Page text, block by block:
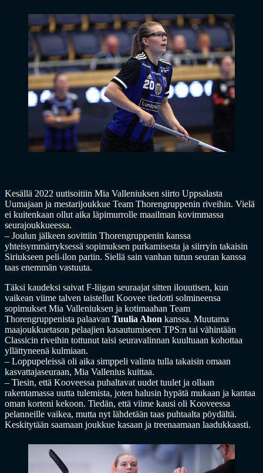
Kesällä 2022 uutisoitiin Mia Valleniuksen siirto Uppsalasta
Uumajaan ja mestarijoukkue Team Thorengruppenin riveihin. Vielä
ei kuitenkaan ollut aika läpimurrolle maailman kovimmassa
seurajoukkueessa.
– Joulun jälkeen sovittiin Thorengruppenin kanssa
yhteisymmärryksessä sopimuksen purkamisesta ja siirryin takaisin
Siriukseen peli-ilon pariin. Siellä sain vanhan tutun seuran kanssa
taas enemmän vastuuta.
Täksi kaudeksi saivat F-liigan seuraajat sitten ilouutisen, kun
vaikean viime talven taistellut Koovee tiedotti solmineensa
sopimukset Mia Valleniuksen ja kotimaahan Team
Thorengruppenista palaavan Tuulia Ahon kanssa. Muutama
maajoukkuetason pelaajien kasautumiseen TPS:n tai vähintään
Classicin riveihin tottunut taisi seuravalinnan kuultuaan kohottaa
yllättyneenä kulmiaan.
– Loppupeleissä oli aika simppeli valinta tulla takaisin omaan
kasvattajaseuraan, Mia Vallenius kuittaa.
– Tiesin, että Kooveessa puhaltavat uudet tuulet ja ollaan
rakentamassa uutta tulemista, joten halusin hypätä mukaan ja kantaa
oman korteni kekoon. Tiedän, että viime kausi oli Kooveessa
pelanneille vaikea, mutta nyt lähdetään taas puhtaalta pöydältä.
Keskitytään saamaan joukkue kasaan ja treenaamaan laadukkaasti.